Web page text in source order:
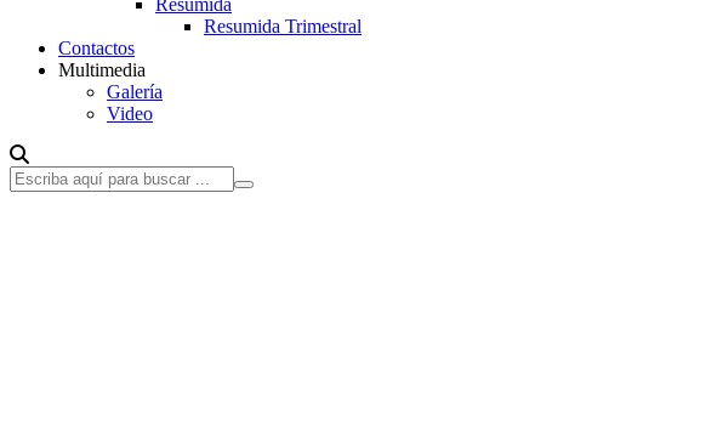
Resumida
Resumida Trimestral
Contactos
Multimedia
Galería
Video